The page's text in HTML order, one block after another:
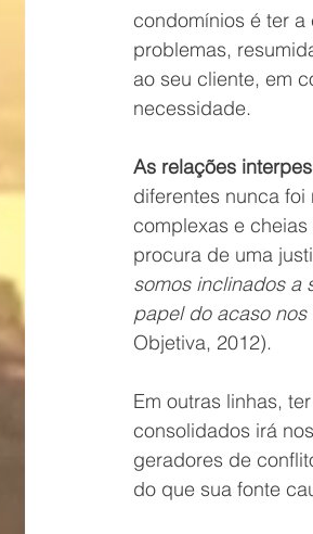
condomínios é ter
problemas,
ao seu cliente, em
necessidade.
As relações
diferentes nunca
complexas e
procura de uma
somos inclinados a
papel do acaso
Objetiva, 2012).
Em outras linhas,
consolidados irá
geradores de
do que sua fonte